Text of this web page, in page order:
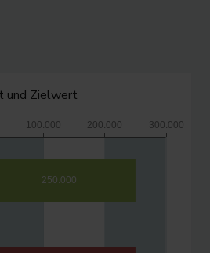
und Zielwert